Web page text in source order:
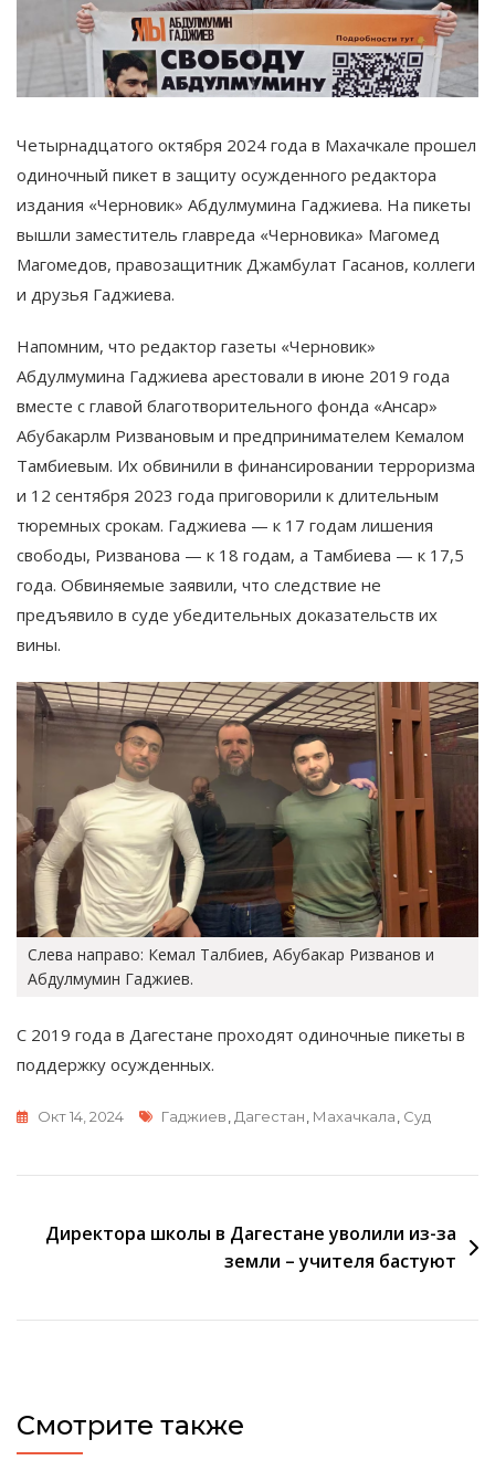
Четырнадцатого октября 2024 года в Махачкале прошел
одиночный пикет в защиту осужденного редактора
издания «Черновик» Абдулмумина Гаджиева. На пикеты
вышли заместитель главреда «Черновика» Магомед
Магомедов, правозащитник Джамбулат Гасанов, коллеги
и друзья Гаджиева.
Напомним, что редактор газеты «Черновик»
Абдулмумина Гаджиева арестовали в июне 2019 года
вместе с главой благотворительного фонда «Ансар»
Абубакарлм Ризвановым и предпринимателем Кемалом
Тамбиевым. Их обвинили в финансировании терроризма
и 12 сентября 2023 года приговорили к длительным
тюремных срокам. Гаджиева — к 17 годам лишения
свободы, Ризванова — к 18 годам, а Тамбиева — к 17,5
года. Обвиняемые заявили, что следствие не
предъявило в суде убедительных доказательств их
вины.
Слева направо: Кемал Талбиев, Абубакар Ризванов и
Абдулмумин Гаджиев.
С 2019 года в Дагестане проходят одиночные пикеты в
поддержку осужденных.
Окт 14, 2024 Метки
Гаджиев,Дагестан, Махачкала, Суд
Навигация
Директора школы в Дагестане уволили из-за
земли – учителя бастуют
Смотрите также